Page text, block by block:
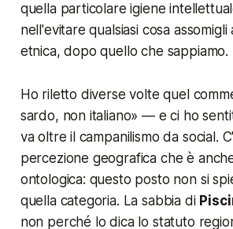
quella particolare igiene
nell'evitare qualsiasi cosa assomigli
etnica, dopo quello che sappiamo.
Ho riletto diverse volte quel
sardo, non italiano» — e ci ho
va oltre il campanilismo da social.
percezione geografica che è
ontologica: questo posto non si
quella categoria. La sabbia di
non perché lo dica lo statuto